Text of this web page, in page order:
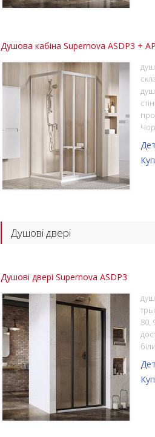
Душова кабіна Supernova ASDP3 +
Душові двері
Душові двері Supernova ASDP3
80,